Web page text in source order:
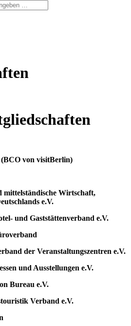
von visitBerlin)
Wirtschaft,
e.V.
und Gaststättenverband e.V.
der Veranstaltungszentren e.V.
und Ausstellungen e.V.
Bureau e.V.
Verband e.V.